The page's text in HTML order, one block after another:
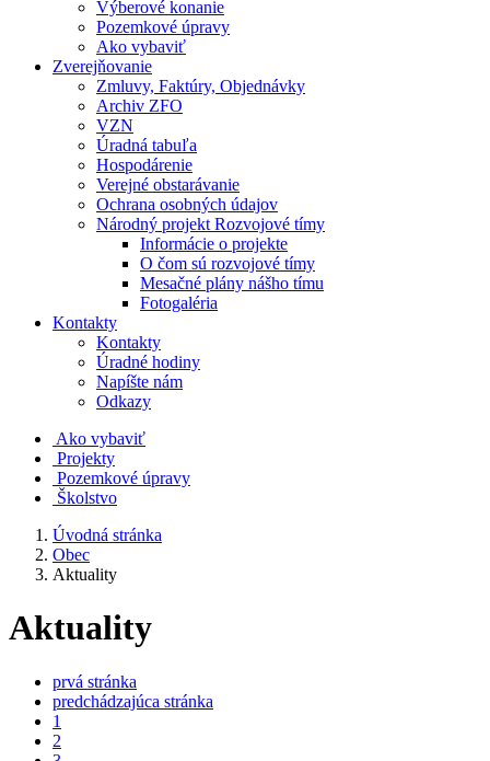
Výberové konanie
Pozemkové úpravy
Ako vybaviť
Zverejňovanie
Zmluvy, Faktúry, Objednávky
Archiv ZFO
VZN
Úradná tabuľa
Hospodárenie
Verejné obstarávanie
Ochrana osobných údajov
Národný projekt Rozvojové tímy
Informácie o projekte
O čom sú rozvojové tímy
Mesačné plány nášho tímu
Fotogaléria
Kontakty
Kontakty
Úradné hodiny
Napíšte nám
Odkazy
Ako vybaviť
Projekty
Pozemkové úpravy
Školstvo
Úvodná stránka
Obec
Aktuality
Aktuality
prvá stránka
predchádzajúca stránka
1
2